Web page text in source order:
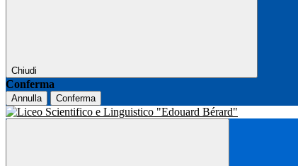
Chiudi
Conferma
Annulla Conferma